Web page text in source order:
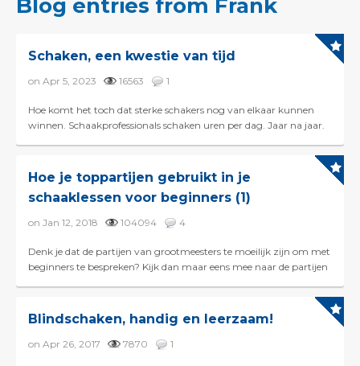
Blog entries from Frank
Schaken, een kwestie van tijd
on Apr 5, 2023 16563 1
Hoe komt het toch dat sterke schakers nog van elkaar kunnen
winnen. Schaakprofessionals schaken uren per dag. Jaar na jaar.
Hoe je toppartijen gebruikt in je
schaaklessen voor beginners (1)
on Jan 12, 2018 104094 4
Denk je dat de partijen van grootmeesters te moeilijk zijn om met
beginners te bespreken? Kijk dan maar eens mee naar de partijen
Blindschaken, handig en leerzaam!
on Apr 26, 2017 7870 1